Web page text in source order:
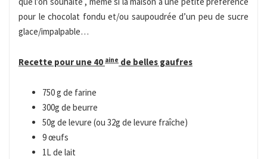
pour le chocolat fondu et/ou saupoudrée d’un peu de sucre
glace/impalpable…
Recette pour une 40 aine de belles gaufres
750 g de farine
300g de beurre
50g de levure (ou 32g de levure fraîche)
9 œufs
1L de lait